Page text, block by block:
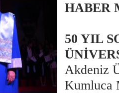
HABER
50 YIL
Akdeniz
Kumluca